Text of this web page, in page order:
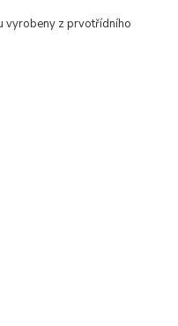
vyrobeny z prvotřídního